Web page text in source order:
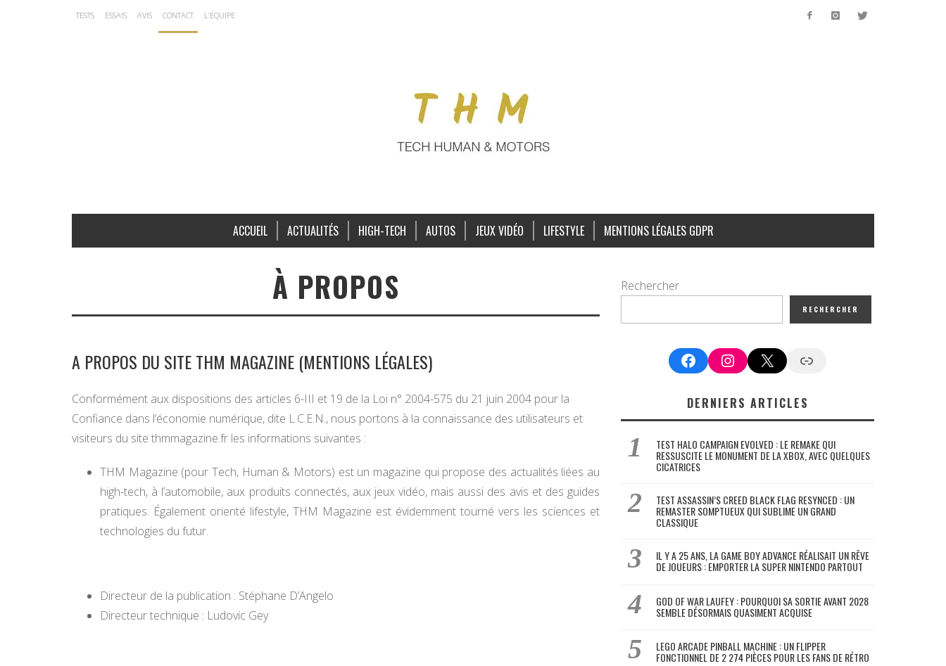
TESTS ESSAIS AVIS CONTACT L’ÉQUIPE
ACCUEIL ACTUALITÉS HIGH-TECH AUTOS JEUX VIDÉO LIFESTYLE MENTIONS LÉGALES GDPR
À PROPOS
A PROPOS DU SITE THM MAGAZINE (MENTIONS LÉGALES)
Conformément aux dispositions des articles 6-III et 19 de la Loi n° 2004-575 du 21 juin 2004 pour la
Confiance dans l’économie numérique, dite L.C.E.N., nous portons à la connaissance des utilisateurs et
visiteurs du site thmmagazine.fr les informations suivantes :
THM Magazine (pour Tech, Human & Motors) est un magazine qui propose des actualités liées au
high-tech, à l’automobile, aux produits connectés, aux jeux vidéo, mais aussi des avis et des guides
pratiques. Également orienté lifestyle, THM Magazine est évidemment tourné vers les sciences et
technologies du futur.
Directeur de la publication : Stéphane D’Angelo
Directeur technique : Ludovic Gey
Rechercher
RECHERCHER
FacebookInstagram
X Google News
DERNIERS ARTICLES
TEST HALO CAMPAIGN EVOLVED : LE REMAKE QUI
RESSUSCITE LE MONUMENT DE LA XBOX, AVEC QUELQUES
CICATRICES
TEST ASSASSIN’S CREED BLACK FLAG RESYNCED : UN
REMASTER SOMPTUEUX QUI SUBLIME UN GRAND
CLASSIQUE
IL Y A 25 ANS, LA GAME BOY ADVANCE RÉALISAIT UN RÊVE
DE JOUEURS : EMPORTER LA SUPER NINTENDO PARTOUT
GOD OF WAR LAUFEY : POURQUOI SA SORTIE AVANT 2028
SEMBLE DÉSORMAIS QUASIMENT ACQUISE
LEGO ARCADE PINBALL MACHINE : UN FLIPPER
FONCTIONNEL DE 2 274 PIÈCES POUR LES FANS DE RÉTRO